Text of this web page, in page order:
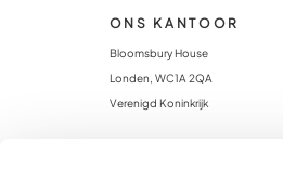
ONS KANTOOR
Bloomsbury House
Londen, WC1A 2QA
Verenigd Koninkrijk